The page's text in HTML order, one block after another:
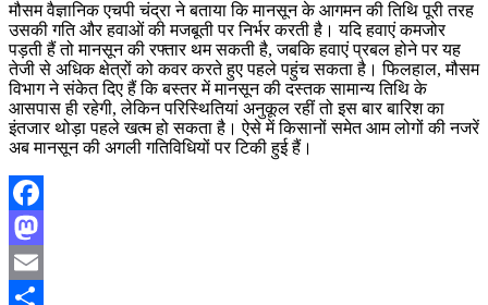
मौसम वैज्ञानिक एचपी चंद्रा ने बताया कि मानसून के आगमन की तिथि पूरी तरह
उसकी गति और हवाओं की मजबूती पर निर्भर करती है। यदि हवाएं कमजोर
पड़ती हैं तो मानसून की रफ्तार थम सकती है, जबकि हवाएं प्रबल होने पर यह
तेजी से अधिक क्षेत्रों को कवर करते हुए पहले पहुंच सकता है। फिलहाल, मौसम
विभाग ने संकेत दिए हैं कि बस्तर में मानसून की दस्तक सामान्य तिथि के
आसपास ही रहेगी, लेकिन परिस्थितियां अनुकूल रहीं तो इस बार बारिश का
इंतजार थोड़ा पहले खत्म हो सकता है। ऐसे में किसानों समेत आम लोगों की नजरें
अब मानसून की अगली गतिविधियों पर टिकी हुई हैं।
Facebook
Mastodon
Email